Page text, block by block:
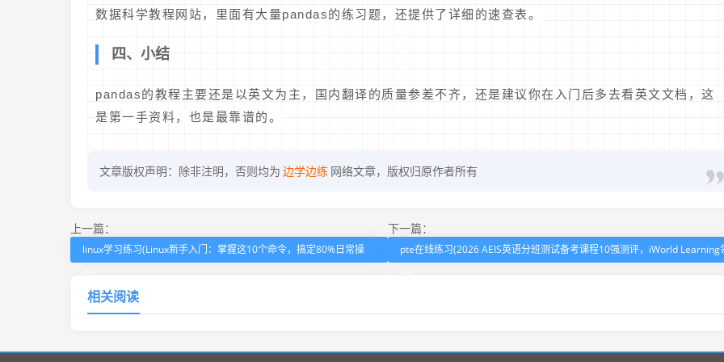
数据科学教程网站，里面有大量pandas的练习题，还提供了详细的速查表。
四、小结
pandas的教程主要还是以英文为主，国内翻译的质量参差不齐，还是建议你在入门后多去看英文文档，这
是第一手资料，也是最靠谱的。
文章版权声明：除非注明，否则均为 边学边练 网络文章，版权归原作者所有
上一篇：
linux学习练习(Linux新手入门：掌握这10个命令，搞定80%日常操
下一篇：
pte在线练习(2026 AEIS英语分班测试备考课程10强测评，iWorld Learning
相关阅读